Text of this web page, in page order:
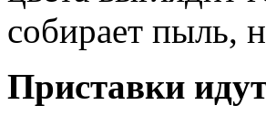
собирает пыль,
Приставки